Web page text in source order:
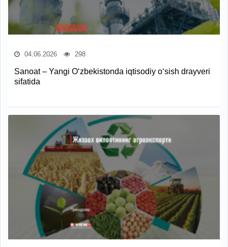
04.06.2026 298
Sanoat – Yangi O‘zbekistonda iqtisodiy o‘sish drayveri
sifatida